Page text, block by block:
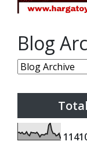
Blog
1141